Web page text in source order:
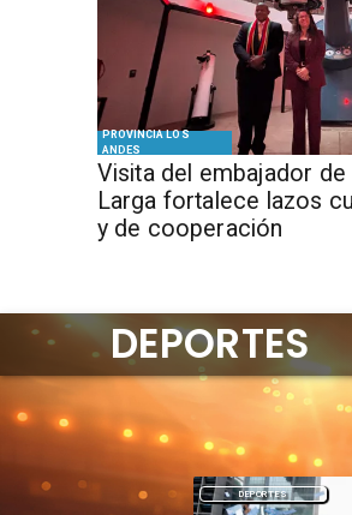
PROVINCIA LOS
ANDES
​Visita del embajador de
Larga fortalece lazos
y de cooperación
DEPORTES
DEPORTES